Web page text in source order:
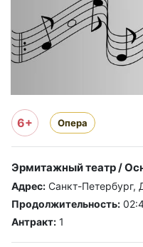
6+ Опера
Эрмитажный театр /
Адрес: Санкт-Петербург,
Продолжительность:
Антракт: 1